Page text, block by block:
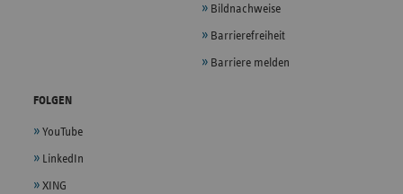
Bildnachweise
Barrierefreiheit
Barriere melden
FOLGEN
YouTube
LinkedIn
XING